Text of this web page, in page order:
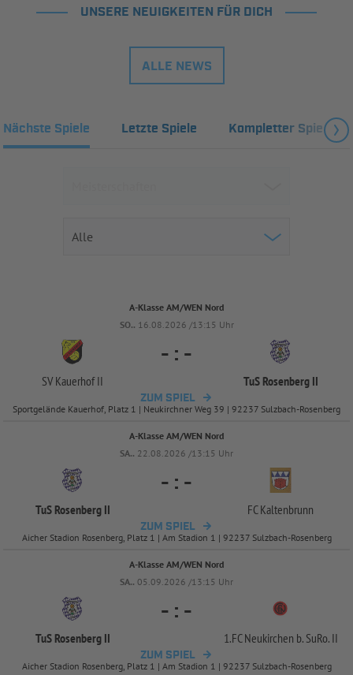
UNSERE NEUIGKEITEN FÜR DICH
ALLE NEWS
Nächste Spiele Letzte Spiele Kompletter Spielplan
A-Klasse AM/WEN Nord
SO.. 16.08.2026 /13:15 Uhr
SV Kauerhof II
- : -
TuS Rosenberg II
ZUM SPIEL
Sportgelände Kauerhof, Platz 1 | Neukirchner Weg 39 | 92237 Sulzbach-Rosenberg
A-Klasse AM/WEN Nord
SA.. 22.08.2026 /13:15 Uhr
TuS Rosenberg II
- : -
FC Kaltenbrunn
ZUM SPIEL
Aicher Stadion Rosenberg, Platz 1 | Am Stadion 1 | 92237 Sulzbach-Rosenberg
A-Klasse AM/WEN Nord
SA.. 05.09.2026 /13:15 Uhr
TuS Rosenberg II
- : -
1.FC Neukirchen b. SuRo. II
ZUM SPIEL
Aicher Stadion Rosenberg, Platz 1 | Am Stadion 1 | 92237 Sulzbach-Rosenberg